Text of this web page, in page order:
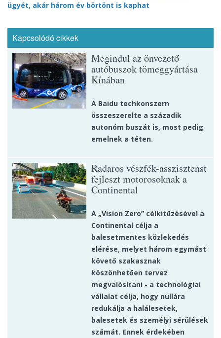
ügyét, akár három év börtönt is kaphat
Kapcsolódó cikkek
Megindul az önvezető
autóbuszok tömeggyártása
Kínában
A Baidu techkonszern
összeszerelte a századik
autonóm buszát is, most pedig
emelnek a téten.
Radaros vészfék-asszisztenst
fejleszt motorosoknak a
Continental
A „Vision Zero” célkitűzésével a
Continental célja a
balesetmentes közlekedés
elérése, melyet három egymást
követő szakasznak
köszönhetően tervez
megvalósítani - a technológiai
vállalat célja, hogy nullára
redukálja a halálesetek,
balesetek és személyi sérülések
számát. Ennek érdekében